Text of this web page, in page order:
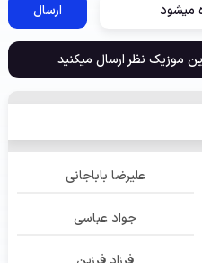
میشود ارسال
موزیک نظر ارسال میکنید
علیرضا باباجانی
جواد عباسی